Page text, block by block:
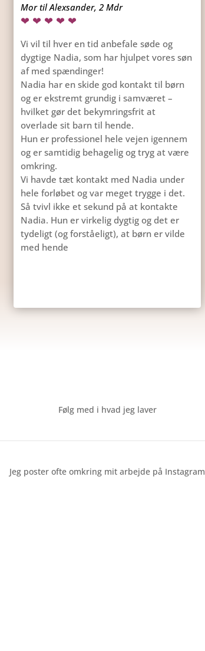
Mor til Alexsander, 2 Mdr
❤ ❤ ❤ ❤ ❤
Vi vil til hver en tid anbefale søde og
dygtige Nadia, som har hjulpet vores søn
af med spændinger!
Nadia har en skide god kontakt til børn
og er ekstremt grundig i samværet –
hvilket gør det bekymringsfrit at
overlade sit barn til hende.
Hun er professionel hele vejen igennem
og er samtidig behagelig og tryg at være
omkring.
Vi havde tæt kontakt med Nadia under
hele forløbet og var meget trygge i det.
Så tvivl ikke et sekund på at kontakte
Nadia. Hun er virkelig dygtig og det er
tydeligt (og forståeligt), at børn er vilde
med hende
Følg med i hvad jeg laver
Jeg poster ofte omkring mit arbejde på Instagram